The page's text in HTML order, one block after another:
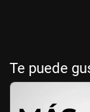
Te puede